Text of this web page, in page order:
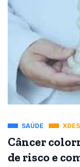
SAÚDE
Câncer
de risco e